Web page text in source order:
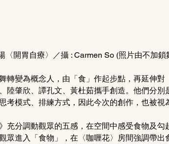
〈開胃自療〉／攝 : Carmen So (照片由不加鎖
轉變為概念人，由「食」作起步點，再延伸對
陸肇欣、譚孔文、黃杜茹攜手創造。他們分別
考模式、排練方式，因此今次的創作，也被視
充分調動觀眾的五感，在空間中感受食物及勾
眾進入「食物」，在〈咖喱花〉房間強調帶出